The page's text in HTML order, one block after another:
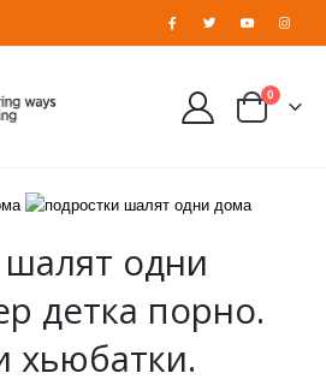
0
одни
детка порно.
хьюбатки.